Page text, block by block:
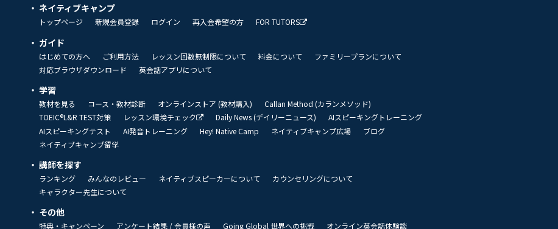
ネイティブキャンプ
トップページ 新規会員登録 ログイン 再入会希望の方 FOR TUTORS
ガイド
はじめての方へ ご利用方法 レッスン回数無制限について 料金について
ファミリープランについて
対応ブラウザダウンロード
英会話アプリについて
学習
教材を見る コース・教材診断 オンラインストア (教材購入)
Callan Method (カランメソッド)
TOEIC®L&R TEST対策
レッスン環境チェック Daily News (デイリーニュース)
AIスピーキングトレーニング
AIスピーキングテスト
AI発音トレーニング Hey! Native Camp ネイティブキャンプ広場
ブログ
ネイティブキャンプ留学
講師を探す
ランキング みんなのレビュー ネイティブスピーカーについて
カウンセリングについて
キャラクター先生について
その他
特典・キャンペーン アンケート結果 / 会員様の声 Going Global 世界への挑戦 オンライン英会話体験談